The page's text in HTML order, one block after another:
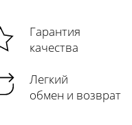
Гарантия
качества
Легкий
обмен и возврат